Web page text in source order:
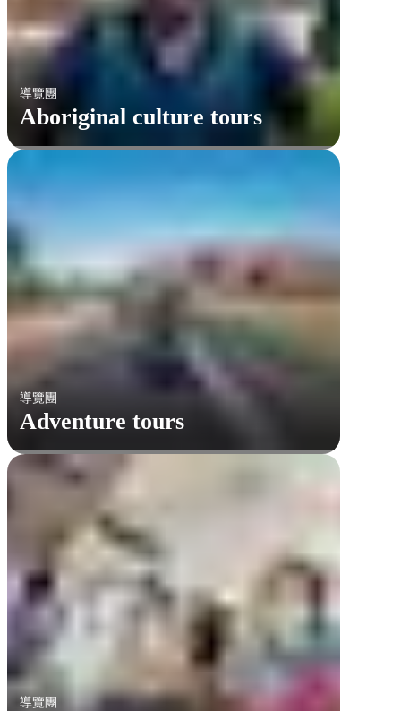
導覽團
Aboriginal culture tours
導覽團
Adventure tours
導覽團